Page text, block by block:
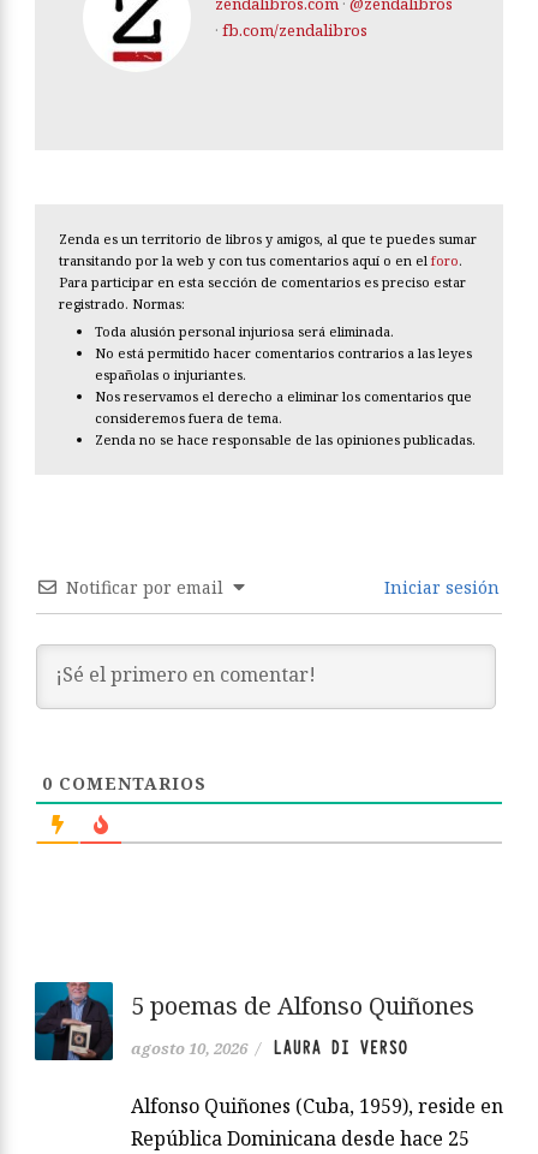
· fb.com/zendalibros
Zenda es un territorio de libros y amigos, al que te puedes sumar
transitando por la web y con tus comentarios aquí o en el foro.
Para participar en esta sección de comentarios es preciso estar
registrado. Normas:
Toda alusión personal injuriosa será eliminada.
No está permitido hacer comentarios contrarios a las leyes
españolas o injuriantes.
Nos reservamos el derecho a eliminar los comentarios que
consideremos fuera de tema.
Zenda no se hace responsable de las opiniones publicadas.
Notificar por email Iniciar sesión
0 COMENTARIOS
5 poemas de Alfonso Quiñones
agosto 10, 2026 / LAURA DI VERSO
Alfonso Quiñones (Cuba, 1959), reside en
República Dominicana desde hace 25